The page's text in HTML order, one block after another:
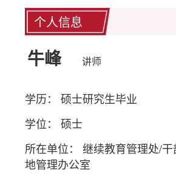
个人信息
牛峰 讲师
学历： 硕士研究生毕业
学位： 硕士
所在单位： 继续教育管理处/
地管理办公室